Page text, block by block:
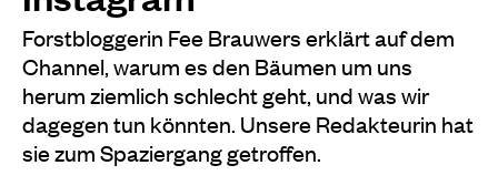
Forstbloggerin Fee Brauwers erklärt auf dem
Channel, warum es den Bäumen um uns
herum ziemlich schlecht geht, und was wir
dagegen tun könnten. Unsere Redakteurin hat
sie zum Spaziergang getroffen.